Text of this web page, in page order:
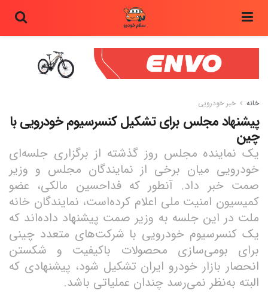
خانه خبر خودرویی
پیشنهاد مجلس برای تشکیل کنسرسیوم خودرویی با
چین
یک نماینده مجلس روز گذشته از بر‌گزاری جلسه‌‌‌‌‌ای
خودرویی میان برخی از نمایندگان مجلس و وزیر
صمت خبر داد. آنطور که فداحسین مالکی، عضو
کمیسیون امنیت ملی اعلام کرده‌است، نمایندگان خانه
ملت در این جلسه به وزیر صمت پیشنهاد داده‌اند که
یک کنسرسیوم خودرویی با شرکت‌های متعدد چینی
برای بومی‌‌‌‌‌سازی محصولات باکیفیت و شکستن
انحصار بازار خودرو ایران تشکیل شود، پیشنهادی که
البته به‌نظر نمی‌‌‌‌‌رسد چندان عملیاتی باشد.